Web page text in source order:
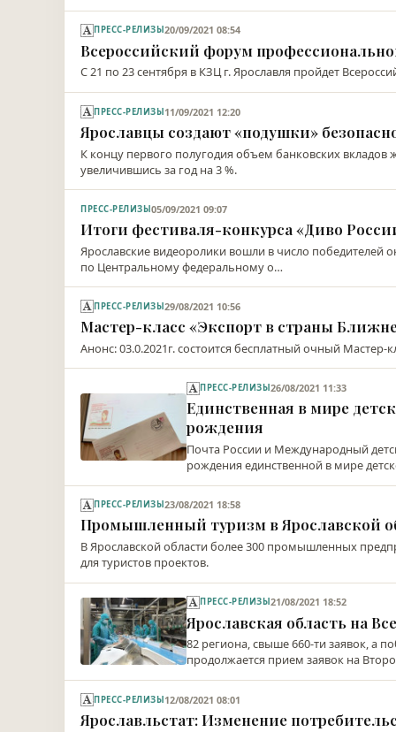
ПРЕСС-РЕЛИЗЫ20/09/2021 08:54
Всероссийский форум
С 21 по 23 сентября в КЗЦ г. Ярославля пройдет
ПРЕСС-РЕЛИЗЫ11/09/2021 12:20
Ярославцы создают «подушки»
К концу первого полугодия объем банковских вкладов
увеличившись за год на 3 %.
ПРЕСС-РЕЛИЗЫ05/09/2021 09:07
Итоги фестиваля-конкурса «Диво
Ярославские видеоролики вошли в число победителей
по Центральному федеральному о…
ПРЕСС-РЕЛИЗЫ29/08/2021 10:56
Мастер-класс «Экспорт в страны
Анонс: 03.0.2021г. состоится бесплатный очный
ПРЕСС-РЕЛИЗЫ26/08/2021 11:33
Единственная в мире
рождения
Почта России и Международный
рождения единственной в мире
ПРЕСС-РЕЛИЗЫ23/08/2021 18:58
Промышленный туризм в Ярославской
В Ярославской области более 300 промышленных
для туристов проектов.
ПРЕСС-РЕЛИЗЫ21/08/2021 18:52
Ярославская область на
82 региона, свыше 660-ти заявок, а
продолжается прием заявок на
ПРЕСС-РЕЛИЗЫ12/08/2021 08:01
Ярославльстат: Изменение